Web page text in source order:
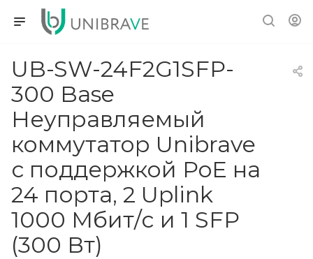
UB-SW-24F2G1SFP-
300 Base
Неуправляемый
коммутатор Unibrave
с поддержкой PoE на
24 порта, 2 Uplink
1000 Мбит/c и 1 SFP
(300 Вт)